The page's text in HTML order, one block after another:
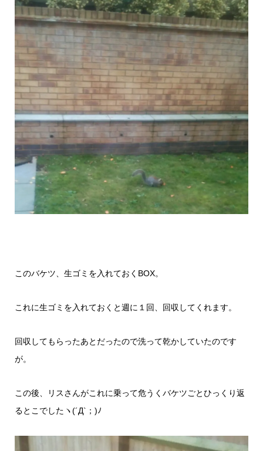
このバケツ、生ゴミを入れておくBOX。
これに生ゴミを入れておくと週に１回、回収してくれます。
回収してもらったあとだったので洗って乾かしていたのです
が。
この後、リスさんがこれに乗って危うくバケツごとひっくり返
るとこでしたヽ(´Д`；)ﾉ